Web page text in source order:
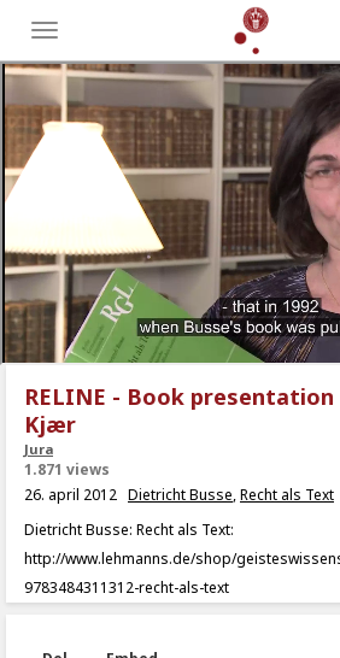
Toggle
menu
RELINE - Book presentation
Kjær
Jura
1.871 views
26. april 2012 Dietricht Busse,Recht als Text
Dietricht Busse: Recht als Text:
http://www.lehmanns.de/shop/
9783484311312-recht-als-text